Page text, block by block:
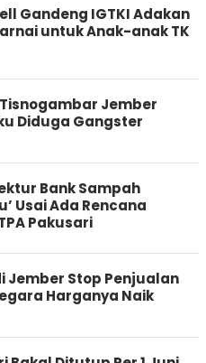
Gandeng IGTKI Adakan
untuk Anak-anak TK
Jember
Diduga Gangster
Bank Sampah
Usai Ada Rencana
Pakusari
Jember Stop Penjualan
Harganya Naik